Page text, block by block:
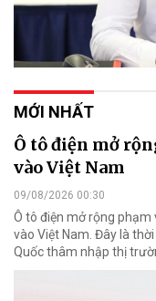
MỚI NHẤT
Ô tô điện mở
vào Việt Nam
09/08/2026 00:30
Ô tô điện mở rộng
vào Việt Nam. Đây là
Quốc thâm nhập thị